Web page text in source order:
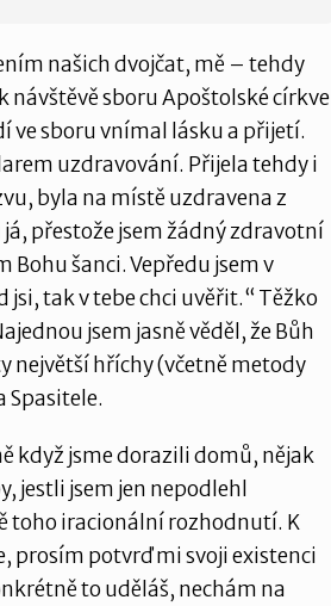
našich dvojčat, mě – tehdy
návštěvě sboru Apoštolské církve
ve sboru vnímal lásku a přijetí.
uzdravování. Přijela tehdy i
byla na místě uzdravena z
přestože jsem žádný zdravotní
Bohu šanci. Vepředu jsem v
tak v tebe chci uvěřit.“ Těžko
jsem jasně věděl, že Bůh
největší hříchy (včetně metody
Spasitele.
když jsme dorazili domů, nějak
jestli jsem jen nepodlehl
toho iracionální rozhodnutí. K
prosím potvrď mi svoji existenci
to uděláš, nechám na